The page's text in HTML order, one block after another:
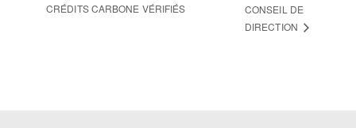
CRÉDITS CARBONE VÉRIFIÉS
CONSEIL DE
DIRECTION